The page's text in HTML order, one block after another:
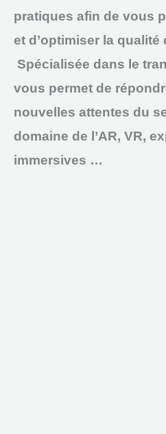
pratiques afin de vous
et d’optimiser la
Spécialisée dans le
vous permet de
nouvelles attentes du
domaine de l’AR, VR,
immersives …